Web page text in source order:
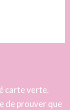
carte verte.
de prouver que